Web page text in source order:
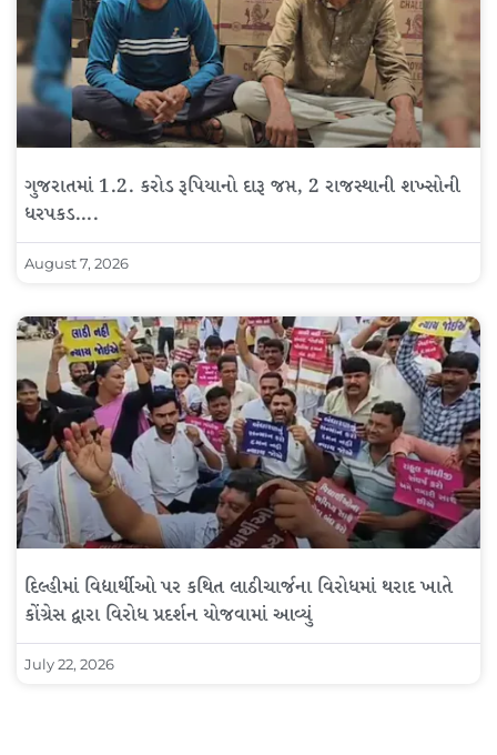
ગુજરાતમાં 1.2. કરોડ રૂપિયાનો દારૂ જપ્ત, 2 રાજસ્થાની શખ્સોની
ધરપકડ….
August 7, 2026
દિલ્હીમાં વિદ્યાર્થીઓ પર કથિત લાઠીચાર્જના વિરોધમાં થરાદ ખાતે
કોંગ્રેસ દ્વારા વિરોધ પ્રદર્શન યોજવામાં આવ્યું
July 22, 2026